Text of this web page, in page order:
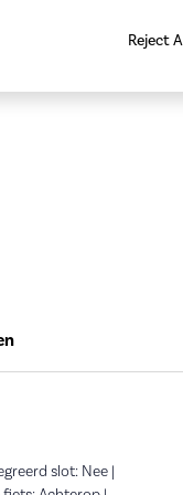
slot: Nee |
Reject